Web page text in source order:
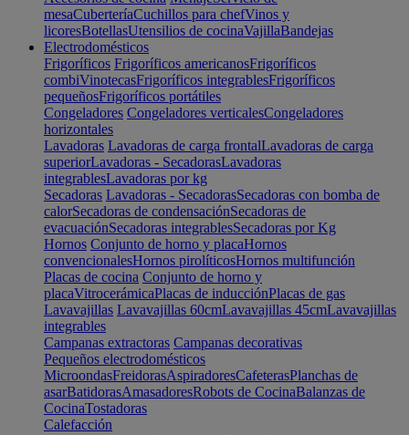
mesaCuberteríaCuchillos para chefVinos y
licoresBotellasUtensilios de cocinaVajillaBandejas
Electrodomésticos
Frigoríficos Frigoríficos americanosFrigoríficos
combiVinotecasFrigoríficos integrablesFrigoríficos
pequeñosFrigoríficos portátiles
Congeladores Congeladores verticalesCongeladores
horizontales
Lavadoras Lavadoras de carga frontalLavadoras de carga
superiorLavadoras - SecadorasLavadoras
integrablesLavadoras por kg
Secadoras Lavadoras - SecadorasSecadoras con bomba de
calorSecadoras de condensaciónSecadoras de
evacuaciónSecadoras integrablesSecadoras por Kg
Hornos Conjunto de horno y placaHornos
convencionalesHornos pirolíticosHornos multifunción
Placas de cocina Conjunto de horno y
placaVitrocerámicaPlacas de inducciónPlacas de gas
Lavavajillas Lavavajillas 60cmLavavajillas 45cmLavavajillas
integrables
Campanas extractoras Campanas decorativas
Pequeños electrodomésticos
MicroondasFreidorasAspiradoresCafeterasPlanchas de
asarBatidorasAmasadoresRobots de CocinaBalanzas de
CocinaTostadoras
Calefacción